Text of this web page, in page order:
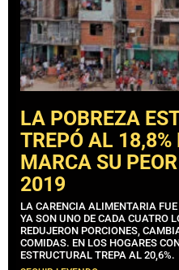
LA POBREZA
TREPÓ AL 18,8%
MARCA SU
2019
LA CARENCIA ALIMENTARIA
YA SON UNO DE CADA CUATRO
REDUJERON PORCIONES,
COMIDAS. EN LOS HOGARES
ESTRUCTURAL TREPA AL 20,6%.